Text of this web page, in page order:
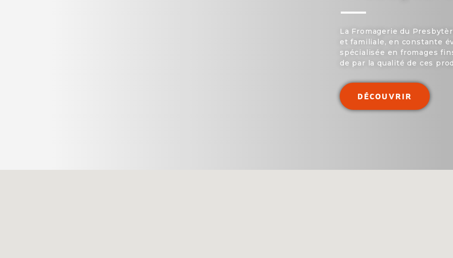
La Fromagerie du
et familiale, en constante
spécialisée en fromages
de par la qualité de ces
DÉCOUVRIR